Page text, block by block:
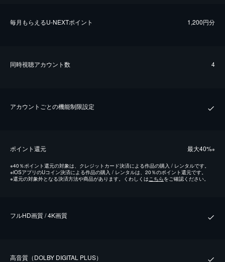
毎⽉もらえるU-NEXTポイント 1,200円分
同時視聴アカウント数 4
アカウントごとの機能制限設定
ポイント還元 最⼤40%※
※40％ポイント還元の対象は、クレジットカード決済による作品の購入 / レンタルです。
※iOSアプリのUコイン決済による作品の購入 / レンタルは、20％のポイント還元です。
※還元の対象外となる決済方法や商品があります。くわしくはこちらをご確認ください。
フルHD画質 / 4K画質
⾼⾳質（DOLBY DIGITAL PLUS）